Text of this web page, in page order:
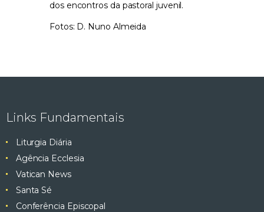
dos encontros da pastoral juvenil.
Fotos: D. Nuno Almeida
Links Fundamentais
Liturgia Diária
Agência Ecclesia
Vatican News
Santa Sé
Conferência Episcopal